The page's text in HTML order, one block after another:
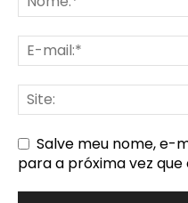
Salve meu nome, e-
para a próxima vez